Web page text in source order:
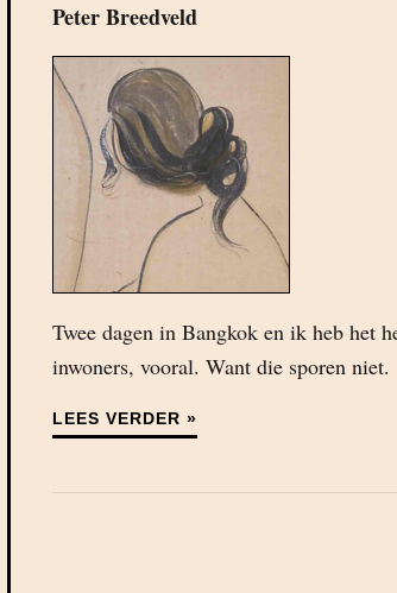
Peter Breedveld
Twee dagen in Bangkok en ik heb het
inwoners, vooral. Want die sporen niet.
LEES VERDER »